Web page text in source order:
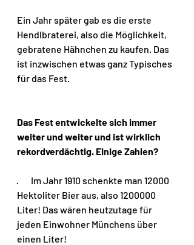
Ein Jahr später gab es die erste
Hendlbraterei, also die Möglichkeit,
gebratene Hähnchen zu kaufen. Das
ist inzwischen etwas ganz Typisches
für das Fest.
Das Fest entwickelte sich immer
weiter und weiter und ist wirklich
rekordverdächtig. Einige Zahlen?
·       Im Jahr 1910 schenkte man 12000
Hektoliter Bier aus, also 1200000
Liter! Das wären heutzutage für
jeden Einwohner Münchens über
einen Liter!